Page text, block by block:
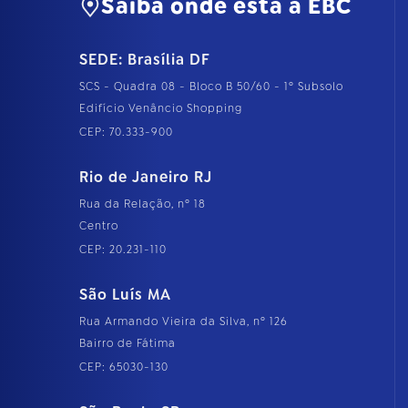
Saiba onde está a EBC
SEDE: Brasília DF
SCS - Quadra 08 - Bloco B 50/60 - 1º Subsolo
Edifício Venâncio Shopping
CEP: 70.333-900
Rio de Janeiro RJ
Rua da Relação, nº 18
Centro
CEP: 20.231-110
São Luís MA
Rua Armando Vieira da Silva, nº 126
Bairro de Fátima
CEP: 65030-130